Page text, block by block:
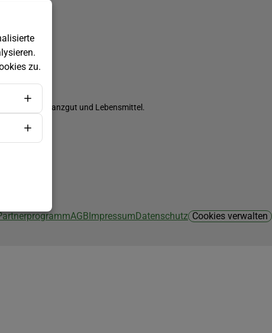
Saatgut, Pflanzgut und Lebensmittel.
AGBImpressumDatenschutz Cookies verwalten
zu.